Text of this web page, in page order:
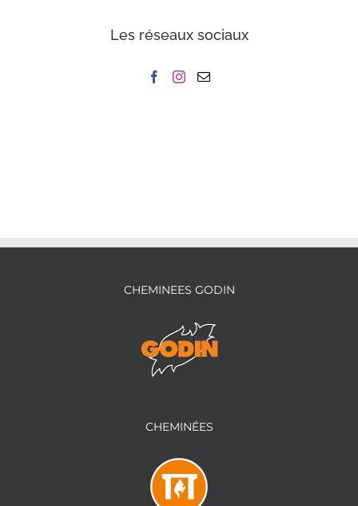
Les réseaux sociaux
CHEMINEES GODIN
CHEMINÉES